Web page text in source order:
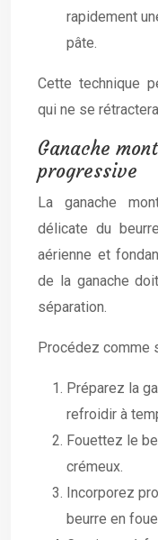
rapidement
pâte.
Cette technique
qui ne se
Ganache
progressive
La ganache
délicate du
aérienne et
de la ganache
séparation.
Procédez comme
Préparez la
refroidir à
Fouettez le
crémeux.
Incorporez
beurre en